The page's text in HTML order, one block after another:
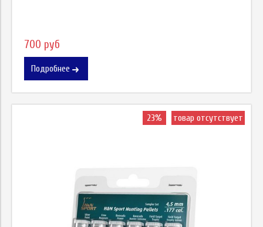
700 руб
Подробнее
23% товар отсутствует